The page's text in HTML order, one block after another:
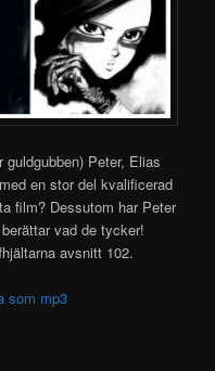
Peter, Elias
en stor del kvalificerad
film? Dessutom har Peter
vad de tycker!
avsnitt 102.
som mp3